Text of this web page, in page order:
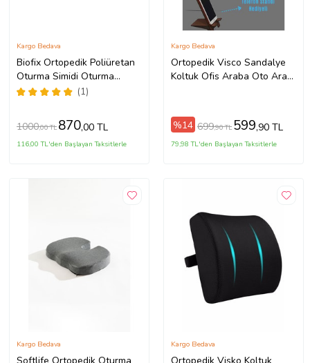
Biofix Ortopedik Poliüretan
Oturma Simidi Oturma
Minderi Basur Minderi
(1)
Kargo Bedava
1000,00 TL 870,00 TL
116,00 TL'den Başlayan Taksitlerle
Ortopedik Visco Sandalye
Koltuk Ofis Araba Oto Araç
Kargo Bedava
%14 699,90 TL 599,90 TL
79,98 TL'den Başlayan Taksitlerle
Softlife Ortopedik Oturma
Kargo Bedava
Ortopedik Visko Koltuk
Kargo Bedava